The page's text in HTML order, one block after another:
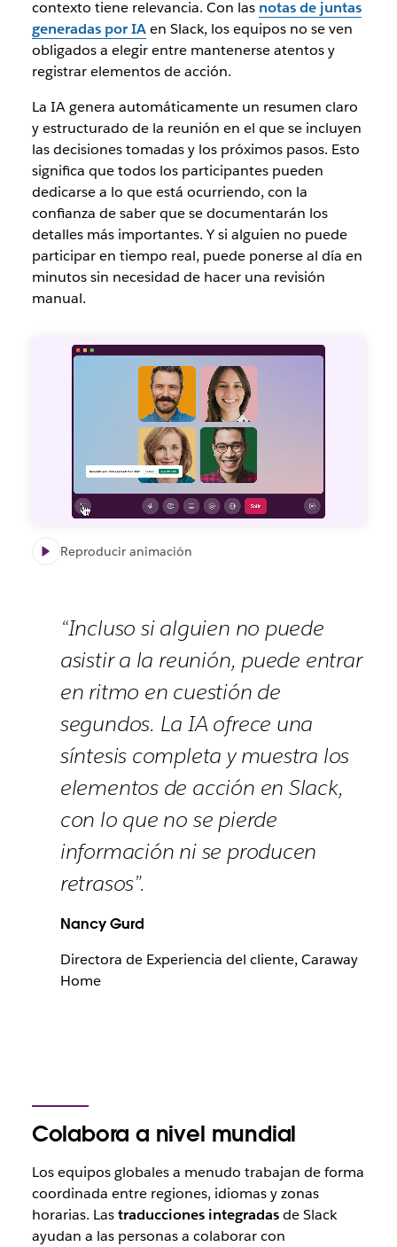
contexto tiene relevancia. Con las notas de juntas
generadas por IAen Slack, los equipos no se ven
obligados a elegir entre mantenerse atentos y
registrar elementos de acción.
La IA genera automáticamente un resumen claro
y estructurado de la reunión en el que se incluyen
las decisiones tomadas y los próximos pasos. Esto
significa que todos los participantes pueden
dedicarse a lo que está ocurriendo, con la
confianza de saber que se documentarán los
detalles más importantes. Y si alguien no puede
participar en tiempo real, puede ponerse al día en
minutos sin necesidad de hacer una revisión
manual.
Reproducir animación
“Incluso si alguien no puede
asistir a la reunión, puede entrar
en ritmo en cuestión de
segundos. La IA ofrece una
síntesis completa y muestra los
elementos de acción en Slack,
con lo que no se pierde
información ni se producen
retrasos”.
Nancy Gurd
Directora de Experiencia del cliente, Caraway
Home
Colabora a nivel mundial
Los equipos globales a menudo trabajan de forma
coordinada entre regiones, idiomas y zonas
horarias. Lastraducciones integradasde Slack
ayudan a las personas a colaborar con